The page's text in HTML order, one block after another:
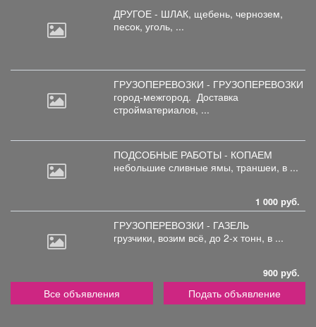
ДРУГОЕ - ШЛАК, щебень, чернозем,
песок, уголь, ...
ГРУЗОПЕРЕВОЗКИ - ГРУЗОПЕРЕВОЗКИ
город-межгород. Доставка
стройматериалов, ...
ПОДСОБНЫЕ РАБОТЫ - КОПАЕМ
небольшие сливные ямы, траншеи, в ...
1 000 руб.
ГРУЗОПЕРЕВОЗКИ - ГАЗЕЛЬ
грузчики, возим всё, до 2-х тонн, в ...
900 руб.
Все объявления Подать объявление